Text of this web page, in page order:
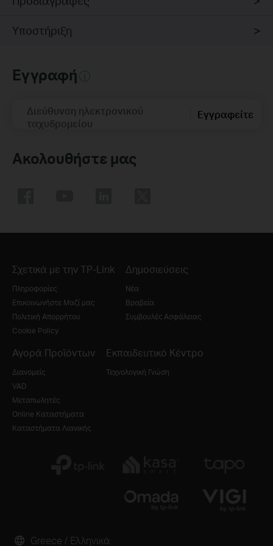
Υποστήριξη
Εγγραφή
Διεύθυνση ηλεκτρονικού
ταχυδρομείου
Εγγραφείτε
Ακολουθήστε μας
Σχετικά με την TP-Link
Πληροφορίες
Επικοινωνήστε Μαζί μας
Πολιτική Απορρήτου
Cookie Policy
Δημοσιεύσεις
Νέα
Βραβεία
Συμβουλές Ασφάλειας
Αγορά Προϊόντων
Διανομείς
VAD
Μεταπωλητές
Online Καταστήματα
Καταστήματα Λιανικής
Εκπαιδευτικό Κέντρο
Τεχνολογική Γνώση
Greece / Ελληνικά